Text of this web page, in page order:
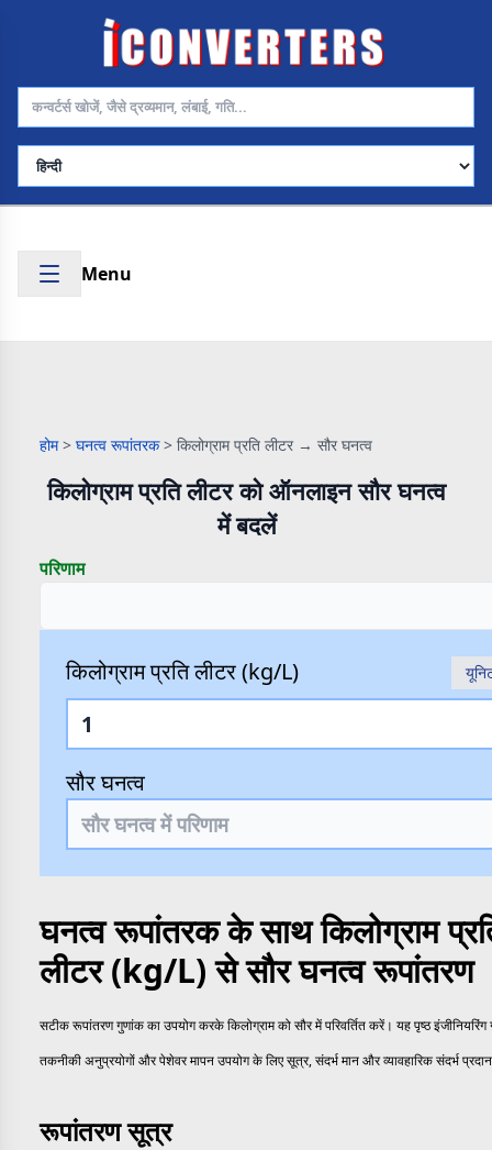
भाषा चुनें
Menu
होम > घनत्व रूपांतरक > किलोग्राम प्रति लीटर → सौर घनत्व
किलोग्राम प्रति लीटर को ऑनलाइन सौर घनत्व
में बदलें
परिणाम
किलोग्राम प्रति लीटर (kg/L)
सौर घनत्व
घनत्व रूपांतरक के साथ किलोग्राम
लीटर (kg/L) से सौर घनत्व रूपांतरण
सटीक रूपांतरण गुणांक का उपयोग करके किलोग्राम को सौर में परिवर्तित करें। यह पृष्ठ
तकनीकी अनुप्रयोगों और पेशेवर मापन उपयोग के लिए सूत्र, संदर्भ मान और व्यावहारिक संदर्भ
रूपांतरण सूत्र